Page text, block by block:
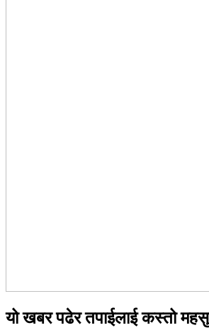
यो खबर पढेर तपाईलाई कस्तो